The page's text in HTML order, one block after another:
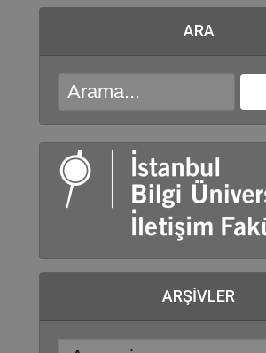
ARA
ARŞIVLER